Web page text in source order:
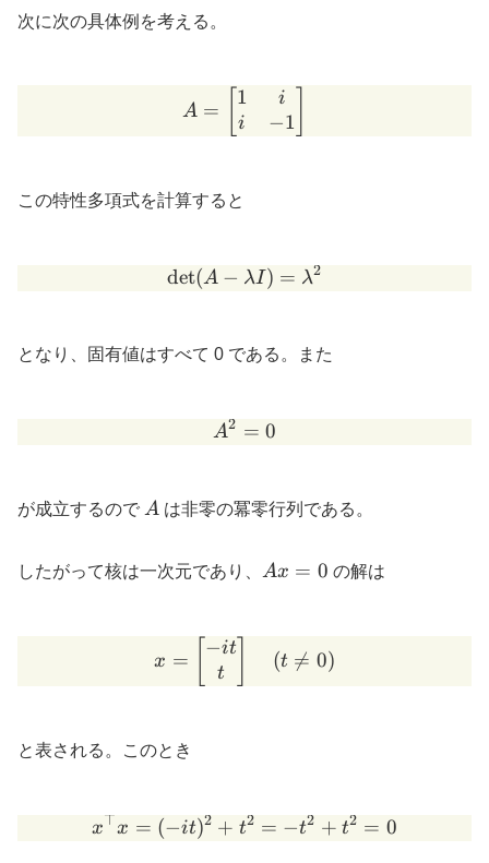
次に次の具体例を考える。
A=\begin{bmatrix} 1 &
A =
1
i
i
−1
この特性多項式を計算すると
\det(A-\lambda
det(A − λI) = λ2
となり、固有値はすべて 0 である。また
A^{2}=0
A2 = 0
が成立するので A
A は非零の冪零行列である。
したがって核は一次元であり、 Ax=0
Ax = 0 の解は
x=\begin{bmatrix}-i t \\
x =
−it
t
(t 
= 0)
と表される。このとき
x^{\top}x = (-
x⊤x = (−it)2 + t2 = −t2 + t2 = 0